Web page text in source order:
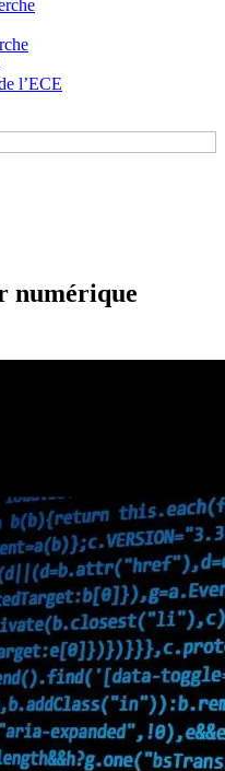
l’ECE
numérique